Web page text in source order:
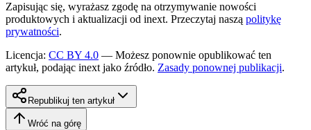
Zapisując się, wyrażasz zgodę na otrzymywanie nowości
produktowych i aktualizacji od inext. Przeczytaj naszą politykę
prywatności.
Licencja: CC BY 4.0 — Możesz ponownie opublikować ten
artykuł, podając inext jako źródło. Zasady ponownej publikacji.
Republikuj ten artykuł
Wróć na górę